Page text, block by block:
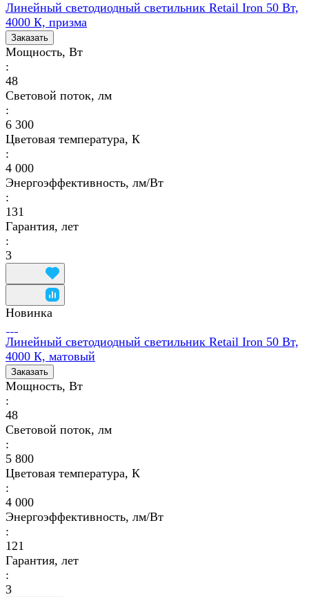
Линейный светодиодный светильник Retail Iron 50 Вт,
4000 К, призма
Заказать
Мощность, Вт
:
48
Световой поток, лм
:
6 300
Цветовая температура, К
:
4 000
Энергоэффективность, лм/Вт
:
131
Гарантия, лет
:
3
Новинка
Линейный светодиодный светильник Retail Iron 50 Вт,
4000 К, матовый
Заказать
Мощность, Вт
:
48
Световой поток, лм
:
5 800
Цветовая температура, К
:
4 000
Энергоэффективность, лм/Вт
:
121
Гарантия, лет
:
3